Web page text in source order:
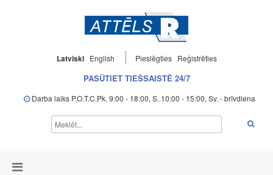
Latviski English Pieslēgties Reģistrēties
PASŪTIET TIEŠSAISTĒ 24/7
Darba laiks P.O.T.C.Pk. 9:00 - 18:00, S. 10:00 - 15:00, Sv. - brīvdiena